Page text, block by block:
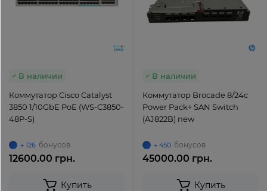
В наличии
Коммутатор Cisco Catalyst
3850 1/10GbE PoE (WS-C3850-
48P-S)
+ 126 бонусов
12600.00 грн.
Купить
В наличии
Коммутатор Brocade 8/24c
Power Pack+ SAN Switch
(AJ822B) new
+ 450 бонусов
45000.00 грн.
Купить